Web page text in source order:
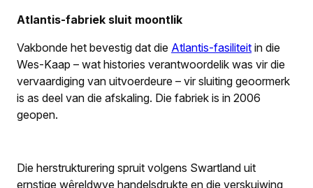
Atlantis-fabriek sluit moontlik
Vakbonde het bevestig dat die Atlantis-fasiliteit in die
Wes-Kaap – wat histories verantwoordelik was vir die
vervaardiging van uitvoerdeure – vir sluiting geoormerk
is as deel van die afskaling. Die fabriek is in 2006
geopen.
Die herstrukturering spruit volgens Swartland uit
ernstige wêreldwye handelsdrukte en die verskuiwing